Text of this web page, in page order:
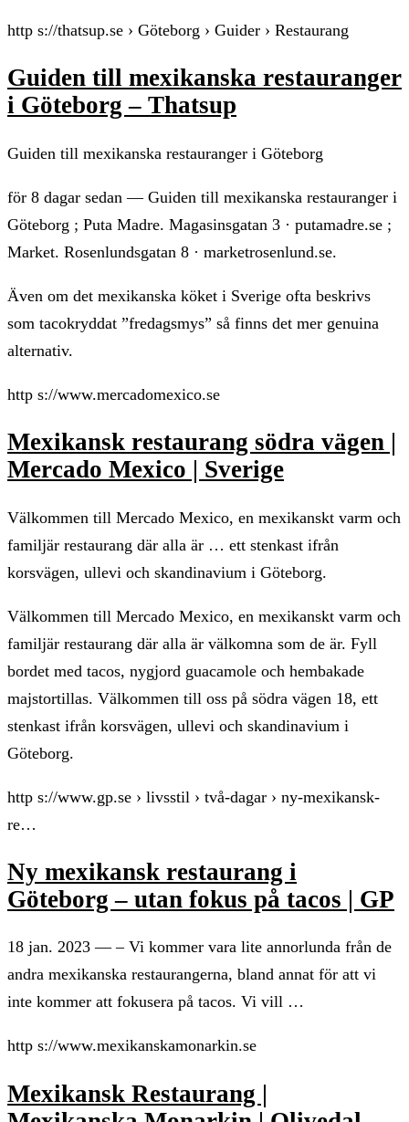
http s://thatsup.se › Göteborg › Guider › Restaurang
Guiden till mexikanska restauranger
i Göteborg – Thatsup
Guiden till mexikanska restauranger i Göteborg
för 8 dagar sedan — Guiden till mexikanska restauranger i
Göteborg ; Puta Madre. Magasinsgatan 3 · putamadre.se ;
Market. Rosenlundsgatan 8 · marketrosenlund.se.
Även om det mexikanska köket i Sverige ofta beskrivs
som tacokryddat ”fredagsmys” så finns det mer genuina
alternativ.
http s://www.mercadomexico.se
Mexikansk restaurang södra vägen |
Mercado Mexico | Sverige
Välkommen till Mercado Mexico, en mexikanskt varm och
familjär restaurang där alla är … ett stenkast ifrån
korsvägen, ullevi och skandinavium i Göteborg.
Välkommen till Mercado Mexico, en mexikanskt varm och
familjär restaurang där alla är välkomna som de är. Fyll
bordet med tacos, nygjord guacamole och hembakade
majstortillas. Välkommen till oss på södra vägen 18, ett
stenkast ifrån korsvägen, ullevi och skandinavium i
Göteborg.
http s://www.gp.se › livsstil › två-dagar › ny-mexikansk-
re…
Ny mexikansk restaurang i
Göteborg – utan fokus på tacos | GP
18 jan. 2023 — – Vi kommer vara lite annorlunda från de
andra mexikanska restaurangerna, bland annat för att vi
inte kommer att fokusera på tacos. Vi vill …
http s://www.mexikanskamonarkin.se
Mexikansk Restaurang |